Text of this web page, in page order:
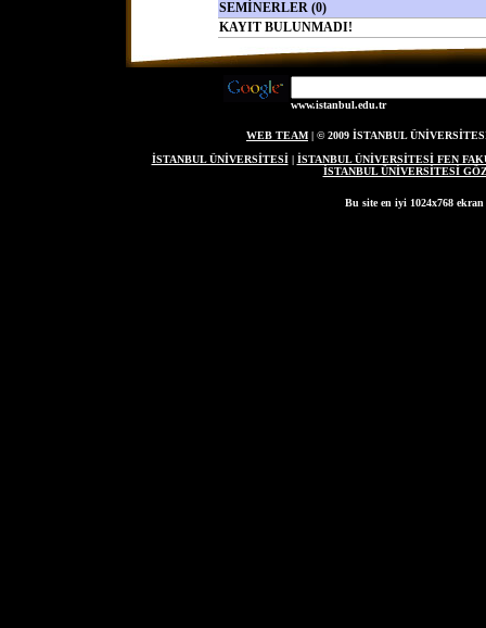
SEMİNERLER (0)
KAYIT BULUNMADI!
www.istanbul.edu.tr
WEB TEAM | © 2009 İSTANBUL
İSTANBUL ÜNİVERSİTESİ| İSTANBUL ÜNİVERSİTESİ FEN
İSTANBUL ÜNİVERSİTESİ
Bu site en iyi 1024x768